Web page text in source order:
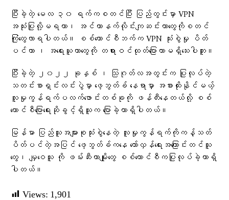
ပြီးခဲ့တဲ့ မေလ ၃၀ ရက်ကစတင်ပြီး ပြည်တွင်းမှာ VPN
အသုံးပြုလို့မရတာ၊ အင်တာနက်လိုင်းကျဆင်းတာတွေကိုစတင်
ကြုံတွေလာရပါတယ်။ စစ်ကောင်စီဘက်က VPN သုံးစွဲမှု ပိတ်
ပင်တာ ၊ အရေးယူတာတွေကို တရားဝင်ထုတ်ပြောတာမရှိသေးပါဘူး။
ပြီးခဲ့တဲ့ ၂၀၂၂ ခုနှစ် ၊ သြဂုတ်လအတွင်းက ပြုလုပ်တဲ့
သတင်းစာရှင်းလင်းပွဲမှာ ဖေ့ဘွတ်ခ် နေရာမှာ အစားထိုးနိုင်မယ့်
လူမှုကွန်ရက်ပလက်ဖောင်းတစ်ခုကို ဖန်တီးနေတယ်လို့ စစ်
ကောင်စီပြောရေးဆိုခွင့်ရှိသူက ပြောခဲ့တာရှိပါတယ်။
မြန်မာ ပြည်သူအများစုသုံးစွဲနေတဲ့ လူမှုကွန်ရက်ကိုကန့်သတ်
ပိတ်ပင်တဲ့အပြင် ဖေ့ဘွတ်ခ်ကနေ တော်လှန်ရေးအကြောင်းတင်သူ
တွေ၊ မျှဝေသူ ကို ဖမ်းဆီးတာမျိုးတွေ စစ်ကောင်စီကပြုလုပ်ခဲ့တာရှိ
ပါတယ်။
Views: 1,901